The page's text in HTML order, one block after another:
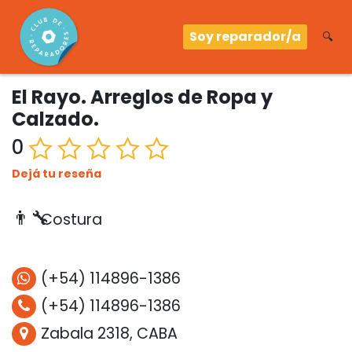
Soy reparador/a 🔍
El Rayo. Arreglos de Ropa y
Calzado.
0
Dejá tu reseña
👨‍🔧Costura
(+54) 114896-1386
(+54) 114896-1386
Zabala 2318, CABA